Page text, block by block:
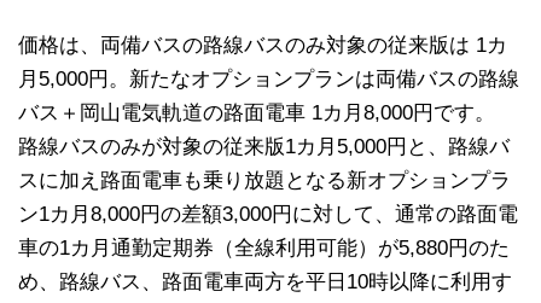
価格は、両備バスの路線バスのみ対象の従来版は 1カ
月5,000円。新たなオプションプランは両備バスの路線
バス＋岡山電気軌道の路面電車 1カ月8,000円です。
路線バスのみが対象の従来版1カ月5,000円と、路線バ
スに加え路面電車も乗り放題となる新オプションプラ
ン1カ月8,000円の差額3,000円に対して、通常の路面電
車の1カ月通勤定期券（全線利用可能）が5,880円のた
め、路線バス、路面電車両方を平日10時以降に利用す